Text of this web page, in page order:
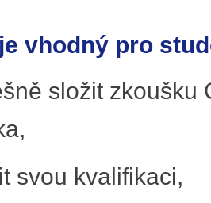
vhodný pro
složit zkoušku
svou kvalifikaci,